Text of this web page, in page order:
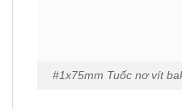
#1x75mm Tuốc nơ vít